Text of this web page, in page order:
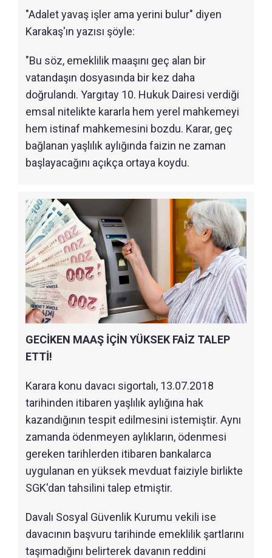
"Adalet yavaş işler ama yerini bulur" diyen
Karakaş'ın yazısı şöyle:
"Bu söz, emeklilik maaşını geç alan bir
vatandaşın dosyasında bir kez daha
doğrulandı. Yargıtay 10. Hukuk Dairesi verdiği
emsal nitelikte kararla hem yerel mahkemeyi
hem istinaf mahkemesini bozdu. Karar, geç
bağlanan yaşlılık aylığında faizin ne zaman
başlayacağını açıkça ortaya koydu.
GECİKEN MAAŞ İÇİN YÜKSEK FAİZ TALEP
ETTİ!
Karara konu davacı sigortalı, 13.07.2018
tarihinden itibaren yaşlılık aylığına hak
kazandığının tespit edilmesini istemiştir. Aynı
zamanda ödenmeyen aylıkların, ödenmesi
gereken tarihlerden itibaren bankalarca
uygulanan en yüksek mevduat faiziyle birlikte
SGK'dan tahsilini talep etmiştir.
Davalı Sosyal Güvenlik Kurumu vekili ise
davacının başvuru tarihinde emeklilik şartlarını
taşımadığını belirterek davanın reddini